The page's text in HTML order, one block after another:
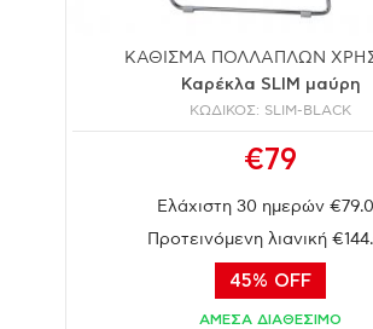
ΚΑΘΙΣΜΑ ΠΟΛΛΑΠΛΩΝ
Καρέκλα SLIM μαύρη
ΚΩΔΙΚΟΣ: SLIM-BLACK
€79
Ελάχιστη 30 ημερών
Προτεινόμενη λιανική
45% OFF
ΑΜΕΣΑ ΔΙΑΘΕΣΙΜΟ